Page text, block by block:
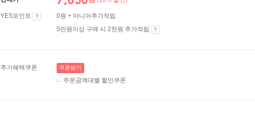
YES포인트
0원 + 마니아추가적립
5만원이상 구매 시 2천원 추가적립
추가혜택쿠폰 쿠폰받기
주문금액대별 할인쿠폰